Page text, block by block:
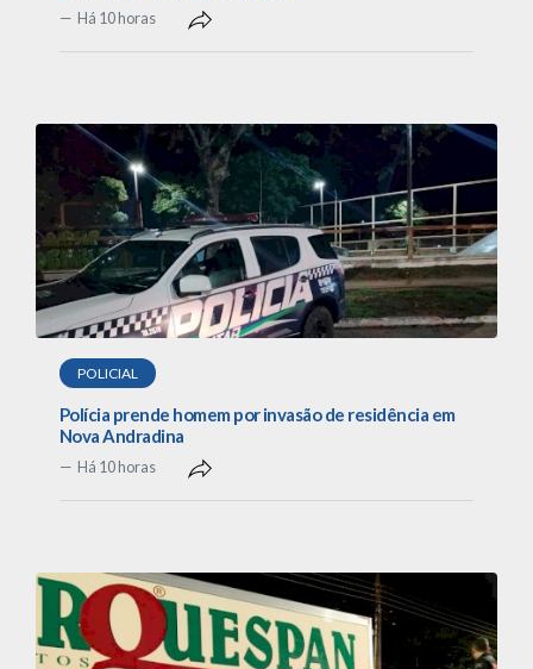
Há 10 horas
POLICIAL
Polícia prende homem por invasão de residência em
Nova Andradina
Há 10 horas